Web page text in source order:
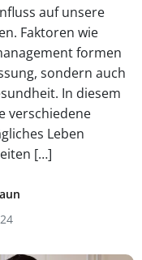
auf unsere
Faktoren wie
formen
sondern auch
In diesem
verschiedene
Leben
[…]